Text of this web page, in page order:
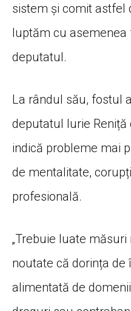
sistem și comit astfel
luptăm cu asemenea
deputatul.
La rândul său, fostul
deputatul Iurie
indică probleme mai
de mentalitate,
profesională.
„Trebuie luate
noutate că dorința de
alimentată de